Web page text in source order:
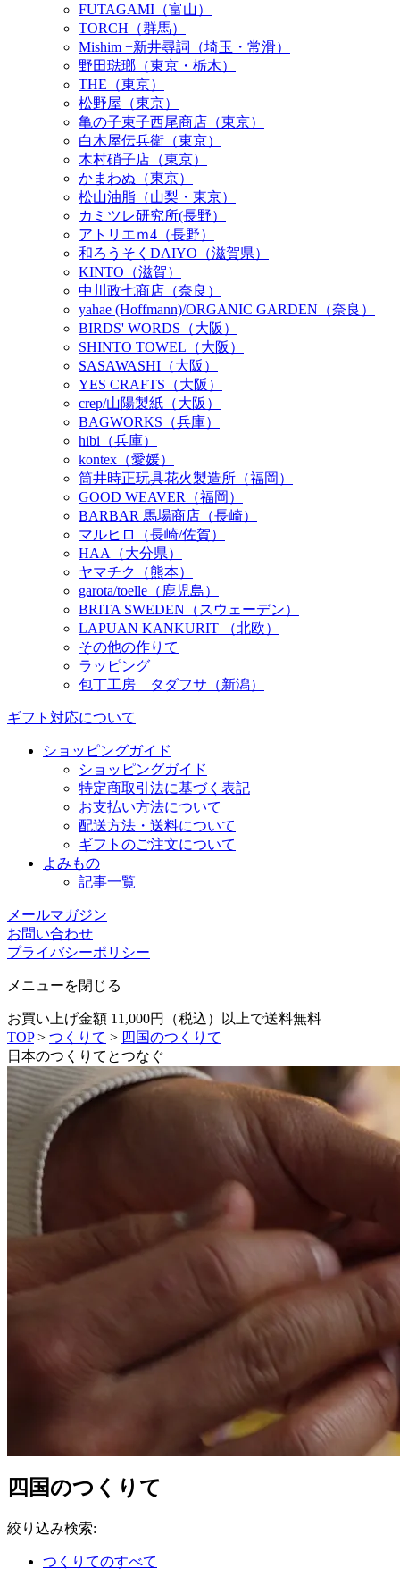
FUTAGAMI（富山）
TORCH（群馬）
Mishim +新井尋詞（埼玉・常滑）
野田琺瑯（東京・栃木）
THE（東京）
松野屋（東京）
亀の子束子西尾商店（東京）
白木屋伝兵衛（東京）
木村硝子店（東京）
かまわぬ（東京）
松山油脂（山梨・東京）
カミツレ研究所(長野）
アトリエｍ4（長野）
和ろうそくDAIYO（滋賀県）
KINTO（滋賀）
中川政七商店（奈良）
yahae (Hoffmann)/ORGANIC GARDEN（奈良）
BIRDS' WORDS（大阪）
SHINTO TOWEL（大阪）
SASAWASHI（大阪）
YES CRAFTS（大阪）
crep/山陽製紙（大阪）
BAGWORKS（兵庫）
hibi（兵庫）
kontex（愛媛）
筒井時正玩具花火製造所（福岡）
GOOD WEAVER（福岡）
BARBAR 馬場商店（長崎）
マルヒロ（長崎/佐賀）
HAA（大分県）
ヤマチク（熊本）
garota/toelle（鹿児島）
BRITA SWEDEN（スウェーデン）
LAPUAN KANKURIT （北欧）
その他の作りて
ラッピング
包丁工房 タダフサ（新潟）
ギフト対応について
ショッピングガイド
ショッピングガイド
特定商取引法に基づく表記
お支払い方法について
配送方法・送料について
ギフトのご注文について
よみもの
記事一覧
メールマガジン
お問い合わせ
プライバシーポリシー
メニューを閉じる
お買い上げ金額 11,000円（税込）以上で送料無料
TOP> つくりて > 四国のつくりて
日本のつくりてとつなぐ
四国のつくりて
絞り込み検索:
つくりてのすべて